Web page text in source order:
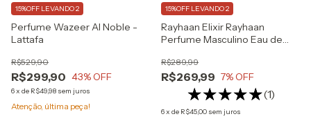
Perfume Wazeer Al Noble -
Lattafa
R$299,90
R$529,90
43% OFF
6x de R$49,98 sem juros
15%OFF LEVANDO 2
Atenção, última peça!
Rayhaan Elixir Rayhaan
Perfume Masculino Eau de
R$269,99
R$289,99
7% OFF
(1)
6x de R$45,00 sem juros
15%OFF LEVANDO 2